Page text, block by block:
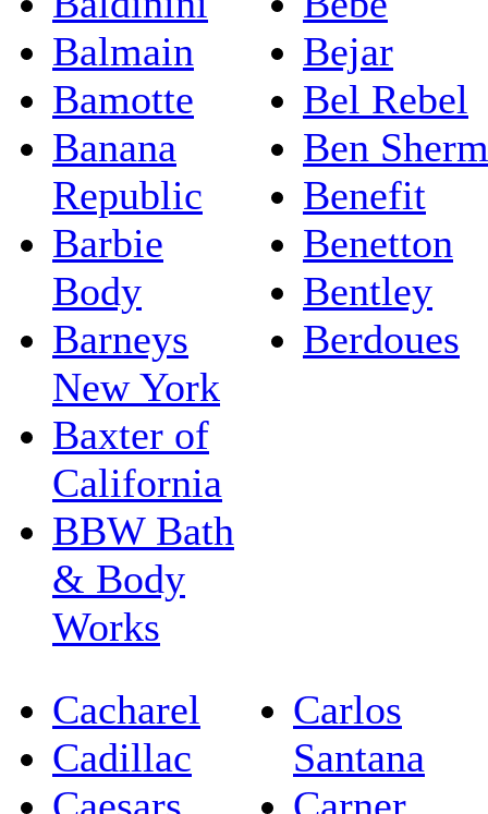
Balmain
Bamotte
Banana
Republic
Barbie
Body
Barneys
New York
Baxter of
California
BBW Bath
& Body
Works
Bejar
Bel Rebel
Ben
Benefit
Benetton
Bentley
Berdoues
Cacharel
Cadillac
Carlos
Santana